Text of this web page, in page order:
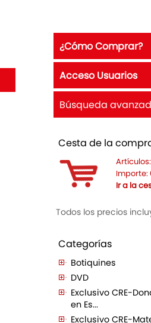
¿Cómo Comprar?
Acceso Usuarios
Búsqueda
Cesta de la
Artículos:
Importe:
Ir a la
Todos los precios
Categorías
Botiquines
DVD
Exclusivo CRE-
en Es...
Exclusivo CRE-